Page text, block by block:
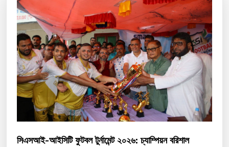
সিএসআই-আইসিটি ফুটবল টুর্নামেন্ট ২০২৬: চ্যাম্পিয়ন বরিশাল